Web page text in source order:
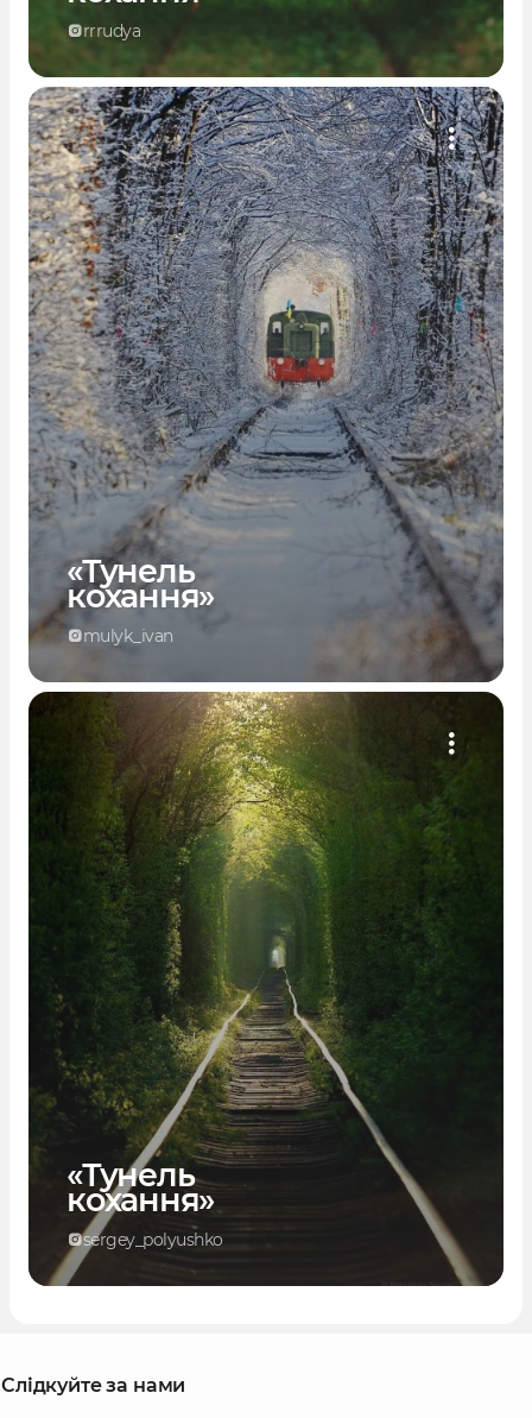
rrrudya
«Тунель
кохання»
mulyk_ivan
«Тунель
кохання»
sergey_polyushko
Слідкуйте за нами